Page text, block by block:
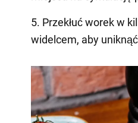
5. Przekłuć worek w
widelcem, aby